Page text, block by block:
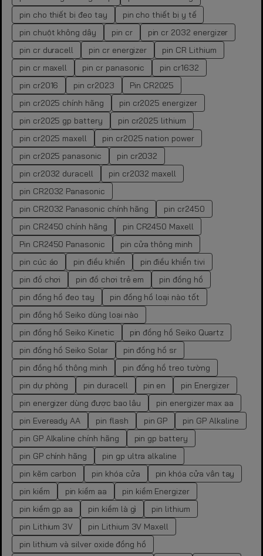
pin cho thiết bị đeo tay
pin cho thiết bị y tế
pin chuột không dây
pin cr
pin cr 2032 energizer
pin cr duracell
pin cr energizer
pin CR Lithium
pin cr maxell
pin cr panasonic
pin cr1632
pin cr2016
pin cr2023
Pin CR2025
pin cr2025 chính hãng
pin cr2025 energizer
pin cr2025 gp battery
pin cr2025 lithium
pin cr2025 maxell
pin cr2025 nation power
pin cr2025 panasonic
pin cr2032
pin cr2032 duracell
pin cr2032 maxell
pin CR2032 Panasonic
pin CR2032 Panasonic chính hãng
pin cr2450
pin CR2450 chính hãng
pin CR2450 Maxell
Pin CR2450 Panasonic
pin cửa thông minh
pin cúc áo
pin điều khiển
pin điều khiển tivi
pin đồ chơi
pin đồ chơi trẻ em
pin đồng hồ
pin đồng hồ đeo tay
pin đồng hồ loại nào tốt
pin đồng hồ Seiko dùng loại nào
pin đồng hồ Seiko Kinetic
pin đồng hồ Seiko Quartz
pin đồng hồ Seiko Solar
pin đồng hồ sr
pin đồng hồ thông minh
pin đồng hồ treo tường
pin dự phòng
pin duracell pin en
pin Energizer
pin energizer dùng được bao lâu
pin energizer max aa
pin Eveready AA
pin flash pin GP
pin GP Alkaline
pin GP Alkaline chính hãng
pin gp battery
pin GP chính hãng
pin gp ultra alkaline
pin kẽm carbon
pin khóa cửa
pin khóa cửa vân tay
pin kiềm
pin kiềm aa
pin kiềm Energizer
pin kiềm gp aa
pin kiềm là gì
pin lithium
pin Lithium 3V
pin Lithium 3V Maxell
pin lithium và silver oxide đồng hồ